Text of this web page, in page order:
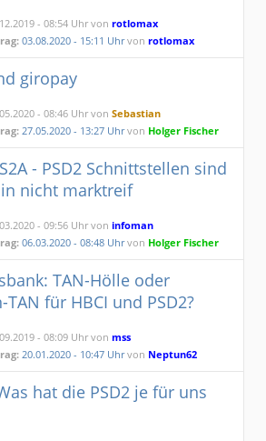
- 08:54 Uhr vonrotlomax
03.08.2020 - 15:11 Uhrvonrotlomax
giropay
- 08:46 Uhr vonSebastian
27.05.2020 - 13:27 Uhrvon Holger Fischer
- PSD2 Schnittstellen sind
nicht marktreif
- 09:56 Uhr voninfoman
06.03.2020 - 08:48 Uhrvon Holger Fischer
TAN-Hölle oder
TAN für HBCI und PSD2?
- 08:09 Uhr vonmss
20.01.2020 - 10:47 Uhrvon Neptun62
hat die PSD2 je für uns